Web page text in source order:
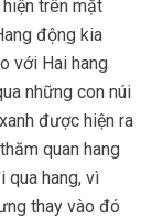
trên mặt
động kia
với Hai hang
những con núi
được hiện ra
quan hang
qua hang, vì
thay vào đó